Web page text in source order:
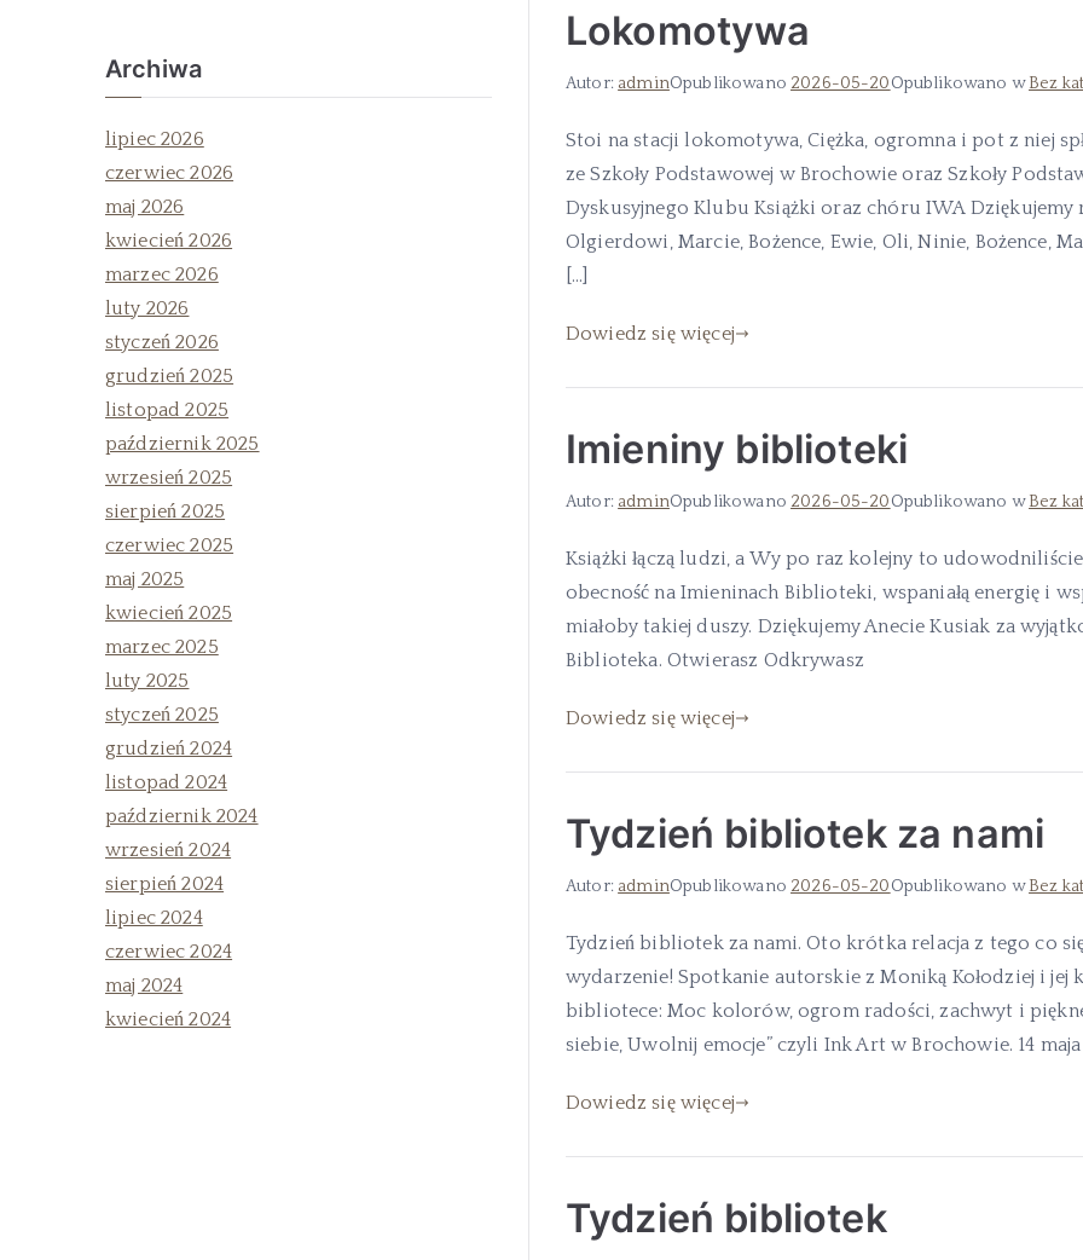
Lokomotywa
Autor: adminOpublikowano 2026-05-20Opublikowano wBez
Stoi na stacji lokomotywa, Ciężka, ogromna i pot z niej
ze Szkoły Podstawowej w Brochowie oraz Szkoły
Dyskusyjnego Klubu Książki oraz chóru IWA
Olgierdowi, Marcie, Bożence, Ewie, Oli, Ninie, Bożence,
[…]
Dowiedz się więcej
Imieniny biblioteki
Autor: adminOpublikowano 2026-05-20Opublikowano wBez
Książki łączą ludzi, a Wy po raz kolejny to
obecność na Imieninach Biblioteki, wspaniałą energię i
miałoby takiej duszy. Dziękujemy Anecie Kusiak za
Biblioteka. Otwierasz Odkrywasz
Dowiedz się więcej
Tydzień bibliotek za nami
Autor: adminOpublikowano 2026-05-20Opublikowano wBez
Tydzień bibliotek za nami. Oto krótka relacja z tego co
wydarzenie! Spotkanie autorskie z Moniką Kołodziej i jej
bibliotece: Moc kolorów, ogrom radości, zachwyt i
siebie, Uwolnij emocje” czyli Ink Art w Brochowie. 14
Dowiedz się więcej
Tydzień bibliotek
Archiwa
lipiec 2026
czerwiec 2026
maj 2026
kwiecień 2026
marzec 2026
luty 2026
styczeń 2026
grudzień 2025
listopad 2025
październik 2025
wrzesień 2025
sierpień 2025
czerwiec 2025
maj 2025
kwiecień 2025
marzec 2025
luty 2025
styczeń 2025
grudzień 2024
listopad 2024
październik 2024
wrzesień 2024
sierpień 2024
lipiec 2024
czerwiec 2024
maj 2024
kwiecień 2024